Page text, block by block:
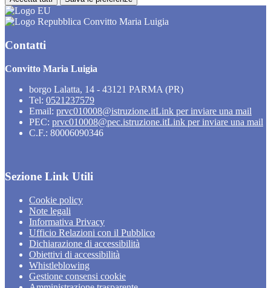
Convitto Maria Luigia
Contatti
Convitto Maria Luigia
borgo Lalatta, 14 - 43121 PARMA (PR)
Tel: 0521237579
Email: prvc010008@istruzione.itLink per inviare una mail
PEC: prvc010008@pec.istruzione.itLink per inviare una mail
C.F.: 80006090346
Sezione Link Utili
Cookie policy
Note legali
Informativa Privacy
Ufficio Relazioni con il Pubblico
Dichiarazione di accessibilità
Obiettivi di accessibilità
Whistleblowing
Gestione consensi cookie